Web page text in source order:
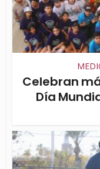
Celebran
Día